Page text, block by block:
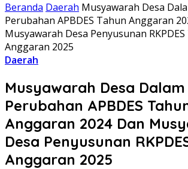
Beranda Daerah Musyawarah Desa
Perubahan APBDES Tahun Anggaran
Musyawarah Desa Penyusunan
Anggaran 2025
Daerah
Musyawarah Desa
Perubahan APBDES
Anggaran 2024 Dan
Desa Penyusunan
Anggaran 2025